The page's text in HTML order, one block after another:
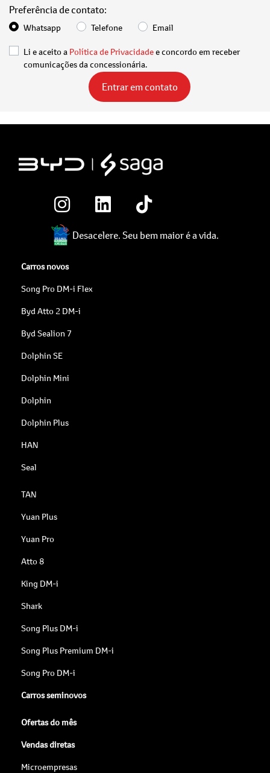
Preferência de contato:
Whatsapp Telefone Email
Li e aceito a Política de Privacidadee concordo em receber
comunicações da concessionária.
Entrar em contato
Desacelere. Seu bem maior é a vida.
Carros novos
Song Pro DM-i Flex
Byd Atto 2 DM-i
Byd Sealion 7
Dolphin SE
Dolphin Mini
Dolphin
Dolphin Plus
HAN
Seal
TAN
Yuan Plus
Yuan Pro
Atto 8
King DM-i
Shark
Song Plus DM-i
Song Plus Premium DM-i
Song Pro DM-i
Carros seminovos
Ofertas do mês
Vendas diretas
Microempresas